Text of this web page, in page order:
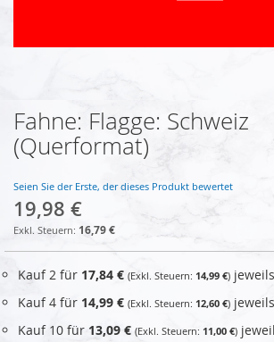
Zum
Anfang
der
springen
Fahne: Flagge: Schweiz
(Querformat)
Seien Sie der Erste, der dieses Produkt bewertet
19,98 €
16,79 €
Kauf 2 für 17,84 € 14,99 €
Kauf 4 für 14,99 € 12,60 €
Kauf 10 für 13,09 € 11,00 €